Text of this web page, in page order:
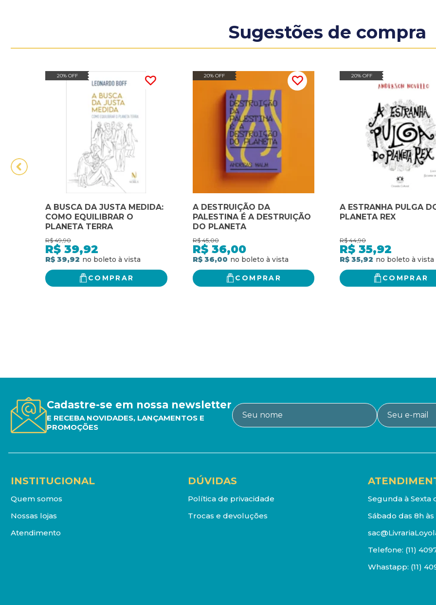
Sugestões de compra
20% OFF
A BUSCA DA JUSTA MEDIDA:
COMO EQUILIBRAR O
PLANETA TERRA
R$ 49,90
R$ 39,92
R$ 39,92
COMPRAR
20% OFF
A DESTRUIÇÃO DA
PALESTINA É A DESTRUIÇÃO
DO PLANETA
R$ 45,00
R$ 36,00
R$ 36,00
COMPRAR
20% OFF
A ESTRANHA PULGA
PLANETA REX
R$ 44,90
R$ 35,92
R$ 35,92
COMPRAR
Cadastre-se em nossa newsletter
E RECEBA NOVIDADES, LANÇAMENTOS E
PROMOÇÕES
INSTITUCIONAL
Quem somos
Nossas lojas
Atendimento
DÚVIDAS
Política de privacidade
Trocas e devoluções
Segunda à Sexta
Sábado das 8h às
Telefone: (11)
Whastapp: (11)